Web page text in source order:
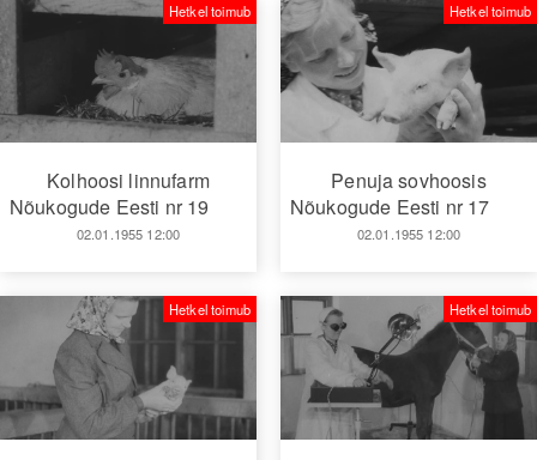
Kolhoosi linnufarm
Nõukogude Eesti nr 19
02.01.1955 12:00
Hetkel toimub
Penuja sovhoosis
Nõukogude Eesti nr 17
02.01.1955 12:00
Hetkel toimub
Hetkel toimub Hetkel toimub